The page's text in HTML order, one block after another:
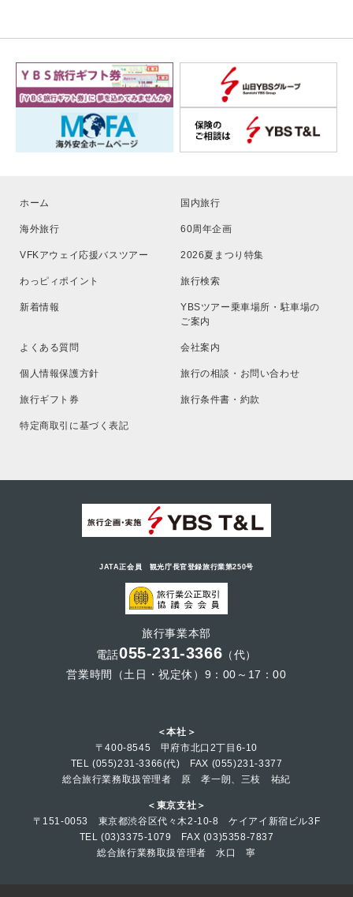
ホーム 国内旅行
海外旅行 60周年企画
VFKアウェイ応援バスツアー 2026夏まつり特集
わっピィポイント 旅行検索
新着情報
YBSツアー乗車場所・駐車場の
ご案内
よくある質問 会社案内
個人情報保護方針 旅行の相談・お問い合わせ
旅行ギフト券 旅行条件書・約款
特定商取引に基づく表記
JATA正会員 観光庁長官登録旅行業第250号
旅行事業本部
電話055-231-3366 （代）
営業時間（土日・祝定休）9：00～17：00
＜本社＞
〒400-8545 甲府市北口2丁目6-10
TEL (055)231-3366(代) FAX (055)231-3377
総合旅行業務取扱管理者 原 孝一朗、三枝 祐紀
＜東京支社＞
〒151-0053 東京都渋谷区代々木2-10-8 ケイアイ新宿ビル3F
TEL (03)3375-1079 FAX (03)5358-7837
総合旅行業務取扱管理者 水口 寧